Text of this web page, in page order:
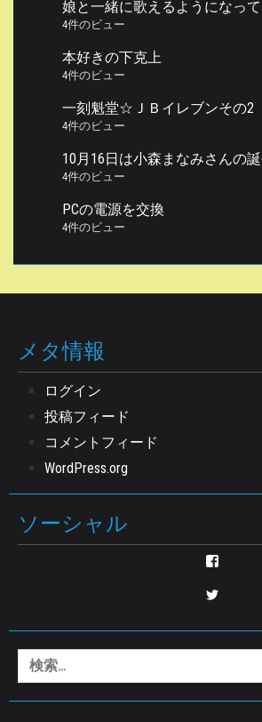
娘と一緒に歌えるようになっ
4件のビュー
本好きの下克上
4件のビュー
一刻魁堂☆ＪＢイレブンその2
4件のビュー
10月16日は小森まなみさんの
4件のビュー
PCの電源を交換
4件のビュー
メタ情報
ログイン
投稿フィード
コメントフィード
WordPress.org
ソーシャル
ロ
を
プ
フ
索: